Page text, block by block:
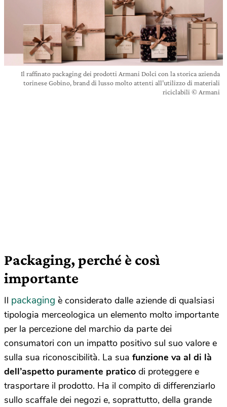
Il raffinato packaging dei prodotti Armani Dolci con la storica azienda
torinese Gobino, brand di lusso molto attenti all’utilizzo di materiali
riciclabili © Armani
Packaging, perché è così
importante
Il packaging è considerato dalle aziende di qualsiasi
tipologia merceologica un elemento molto importante
per la percezione del marchio da parte dei
consumatori con un impatto positivo sul suo valore e
sulla sua riconoscibilità. La sua funzione va al di là
dell’aspetto puramente pratico di proteggere e
trasportare il prodotto. Ha il compito di differenziarlo
sullo scaffale dei negozi e, soprattutto, della grande